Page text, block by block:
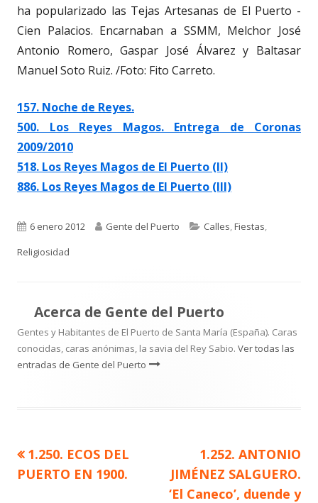
ha popularizado las Tejas Artesanas de El Puerto -
Cien Palacios. Encarnaban a SSMM, Melchor José
Antonio Romero, Gaspar José Álvarez y Baltasar
Manuel Soto Ruiz. /Foto: Fito Carreto.
157. Noche de Reyes.
500. Los Reyes Magos. Entrega de Coronas
2009/2010
518. Los Reyes Magos de El Puerto (II)
886. Los Reyes Magos de El Puerto (III)
Publicado
el
6 enero 2012 Autor
Gente del Puerto Categorías
Calles,Fiestas,
Religiosidad
Acerca de Gente del Puerto
Gentes y Habitantes de El Puerto de Santa María (España). Caras
conocidas, caras anónimas, la savia del Rey Sabio. Ver todas las
entradas de Gente del Puerto
Navegación
Artículo
anterior
1.250. ECOS DEL
PUERTO EN 1900.
Artículo
siguiente
1.252. ANTONIO
JIMÉNEZ SALGUERO.
‘El Caneco’, duende y